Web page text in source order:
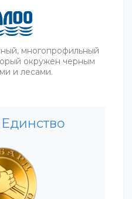
многопрофильный
окружен черным
и лесами.